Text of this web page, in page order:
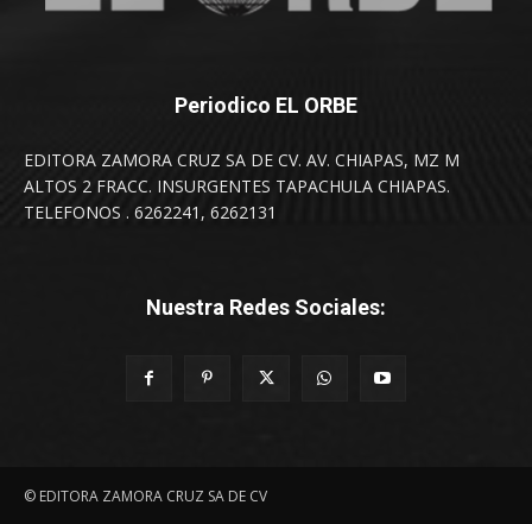
Periodico EL ORBE
EDITORA ZAMORA CRUZ SA DE CV. AV. CHIAPAS, MZ M
ALTOS 2 FRACC. INSURGENTES TAPACHULA CHIAPAS.
TELEFONOS . 6262241, 6262131
Nuestra Redes Sociales:
© EDITORA ZAMORA CRUZ SA DE CV